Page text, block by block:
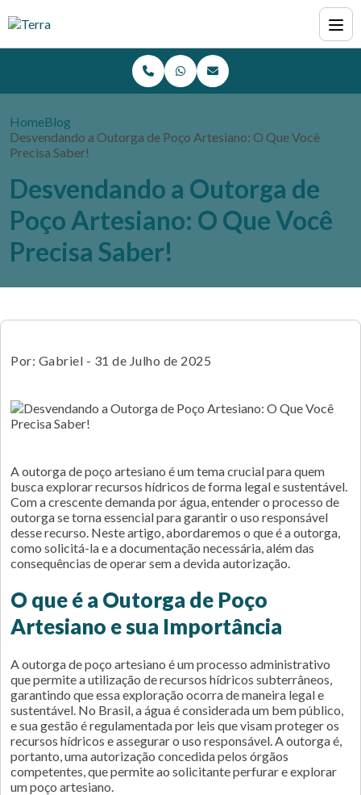
HomeBlog
Desvendando a Outorga de Poço Artesiano: O Que Você
Precisa Saber!
Desvendando a Outorga de
Poço Artesiano: O Que Você
Precisa Saber!
Por: Gabriel - 31 de Julho de 2025
A outorga de poço artesiano é um tema crucial para quem
busca explorar recursos hídricos de forma legal e sustentável.
Com a crescente demanda por água, entender o processo de
outorga se torna essencial para garantir o uso responsável
desse recurso. Neste artigo, abordaremos o que é a outorga,
como solicitá-la e a documentação necessária, além das
consequências de operar sem a devida autorização.
O que é a Outorga de Poço
Artesiano e sua Importância
A outorga de poço artesiano é um processo administrativo
que permite a utilização de recursos hídricos subterrâneos,
garantindo que essa exploração ocorra de maneira legal e
sustentável. No Brasil, a água é considerada um bem público,
e sua gestão é regulamentada por leis que visam proteger os
recursos hídricos e assegurar o uso responsável. A outorga é,
portanto, uma autorização concedida pelos órgãos
competentes, que permite ao solicitante perfurar e explorar
um poço artesiano.